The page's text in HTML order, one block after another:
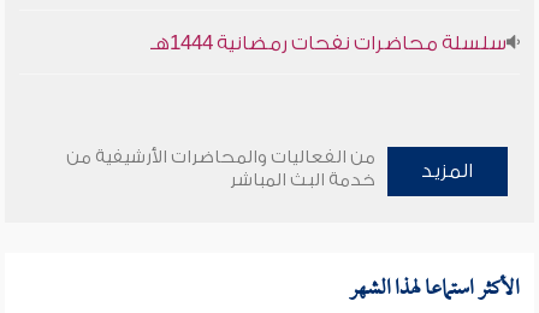
سلسلة محاضرات نفحات رمضانية 1444هـ
المزيد
من الفعاليات والمحاضرات الأرشيفية من
خدمة البث المباشر
الأكثر استماعا لهذا الشهر